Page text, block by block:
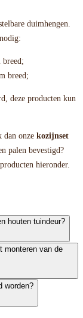
duimhengen.
breed;
deze producten kun
dan onze kozijnset
palen bevestigd?
hieronder.
houten tuindeur?
monteren van de
worden?